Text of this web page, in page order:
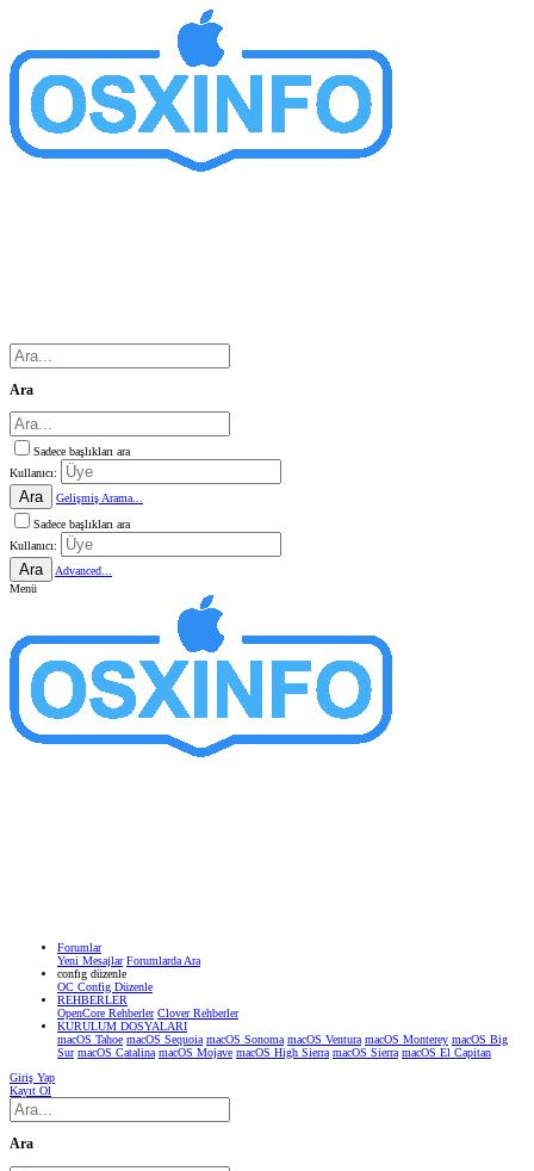
Ara
Sadece başlıkları ara
Kullanıcı:
Ara
Gelişmiş Arama...
Sadece başlıkları ara
Kullanıcı:
Ara
Advanced...
Menü
Forumlar
Yeni Mesajlar Forumlarda Ara
confıg düzenle
OC Config Düzenle
REHBERLER
OpenCore Rehberler Clover Rehberler
KURULUM DOSYALARI
macOS Tahoe macOS Sequoia macOS Sonoma macOS Ventura macOS Monterey macOS Big
Sur macOS Catalina macOS Mojave macOS High Sierra macOS Sierra macOS El Capitan
Giriş Yap
Kayıt Ol
Ara